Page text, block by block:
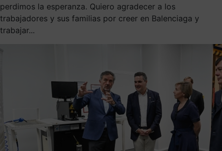
perdimos la esperanza. Quiero agradecer a los
trabajadores y sus familias por creer en Balenciaga y
trabajar...